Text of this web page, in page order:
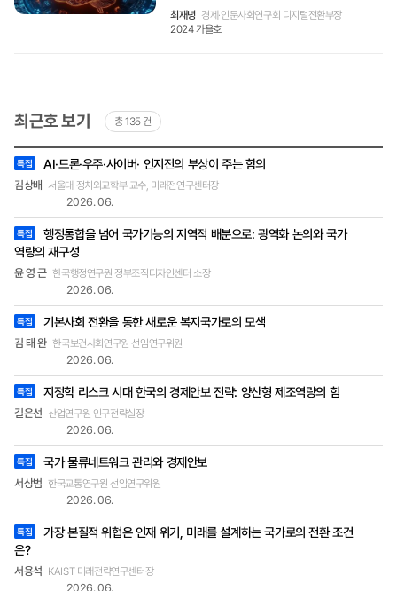
를 이용한 통합 연구 자원 생성, 관리 서비스 개발을
지원하고 나선 이유이다. AI가 연구 분야에서도 사
가능성을 보고 초거대 AI 기반 서비스 개발 지원사
업에 응모하였다. 정책연구 AI 서비스 개발 과학기
술정보통신부와 디지털플랫폼정부위원회가 한국지
기반 서비스 개발 지원사업’을 공모하였고, 연구회
는 네이버클라우드㈜, ㈜안랩클라우드메이트와 컨
공공범용 부문 지원 과제 부분에 선정되었다. 연구
천 데이터 제공과 수요 발굴 및 지원의 역할을 맡고,
네이버클라우드는 주관기관으로서 사업 수행계획
을 수립, 플랫폼 이용환경 제공 및 마케팅 역할을 담
이터 댐 구축, 초거대 AI 기능 개발 및 SaaS 서비스
개발을 맡는다. 이번 사업은 정책연구 AI 서비스를
에 특화된 초거대 AI 서비스(정책연구 AI) 구축·운영
으로 연구 및 정책 개발 역량이 극대화 될 것으로 기
연구수행, 연구보조 및 지원, 결과 활용 및 성과 확산
의 네 가지 주요 기능으로 구성될 예정이다. 연구계
최재녕 경제·인문사회연구회 디지털전환부장
2024 가을호
최근호 보기 총 135 건
최근호
목록
-
제목,
(소속
및
직책),
호
특집 AI·드론·우주·사이버· 인지전의 부상이 주는 함의
김상배 서울대 정치외교학부 교수, 미래전연구센터장
2026. 06.
특집
행정통합을 넘어 국가기능의 지역적 배분으로: 광역화 논의와 국가
역량의 재구성
윤 영 근 한국행정연구원 정부조직디자인센터 소장
2026. 06.
특집 기본사회 전환을 통한 새로운 복지국가로의 모색
김 태 완 한국보건사회연구원 선임연구위원
2026. 06.
특집 지정학 리스크 시대 한국의 경제안보 전략: 양산형 제조역량의 힘
길은선 산업연구원 인구전략실장
2026. 06.
특집 국가 물류네트워크 관리와 경제안보
서상범 한국교통연구원 선임연구위원
2026. 06.
특집
가장 본질적 위협은 인재 위기, 미래를 설계하는 국가로의 전환 조건
은?
서용석 KAIST 미래전략연구센터장
2026. 06.